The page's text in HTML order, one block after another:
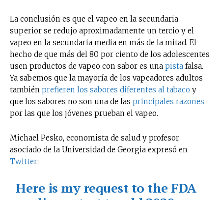
La conclusión es que el vapeo en la secundaria
superior se redujo aproximadamente un tercio y el
vapeo en la secundaria media en más de la mitad. El
hecho de que más del 80 por ciento de los adolescentes
usen productos de vapeo con sabor es una pista falsa.
Ya sabemos que la mayoría de los vapeadores adultos
también prefieren los sabores diferentes al tabaco y
que los sabores no son una de las principales razones
por las que los jóvenes prueban el vapeo.
Michael Pesko, economista de salud y profesor
asociado de la Universidad de Georgia expresó en
Twitter:
Here is my request to the FDA